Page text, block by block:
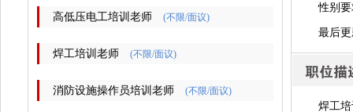
高低压电工培训老师 (不限/面议)
焊工培训老师 (不限/面议)
消防设施操作员培训老师 (不限/面议)
性别
最后
焊工